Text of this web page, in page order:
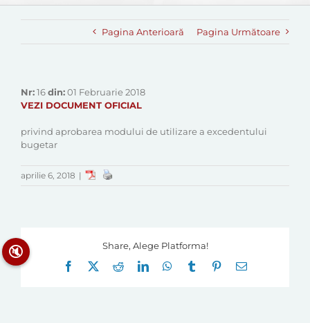
Pagina Anterioară Pagina Următoare
Nr:16din:01 Februarie 2018
VEZI DOCUMENT OFICIAL
privind aprobarea modului de utilizare a excedentului
bugetar
aprilie 6, 2018 |
Share, Alege Platforma!
Facebook
RedditLinkedInWhatsApp
Tumblr Pinterest
E-
🔇